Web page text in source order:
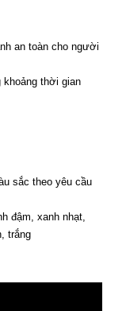
an toàn cho người
khoảng thời gian
sắc theo yêu cầu
đậm, xanh nhạt,
trắng